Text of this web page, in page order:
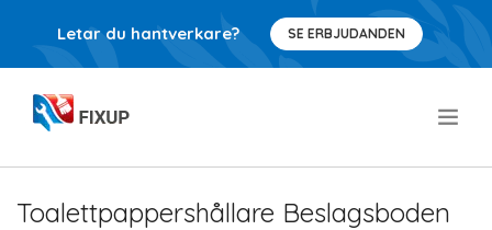
Letar du hantverkare? SE ERBJUDANDEN
Toalettpappershållare Beslagsboden